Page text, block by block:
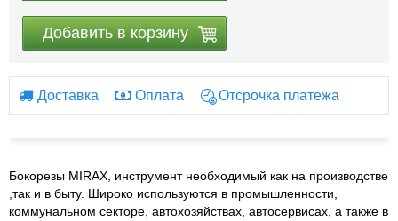
Добавить в корзину
Доставка Оплата Отсрочка платежа
Бокорезы MIRAX, инструмент необходимый как на производстве
,так и в быту. Широко используются в промышленности,
коммунальном секторе, автохозяйствах, автосервисах, а также в